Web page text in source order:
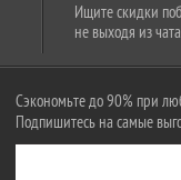
Ищите скидки
не выходя из
Сэкономьте до 90% при
Подпишитесь на самые